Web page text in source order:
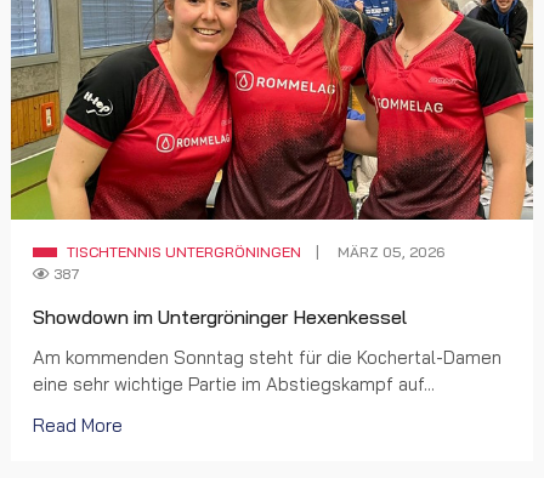
TISCHTENNIS UNTERGRÖNINGEN
MÄRZ 05, 2026
387
Showdown im Untergröninger Hexenkessel
Am kommenden Sonntag steht für die Kochertal-Damen
eine sehr wichtige Partie im Abstiegskampf auf...
Read More